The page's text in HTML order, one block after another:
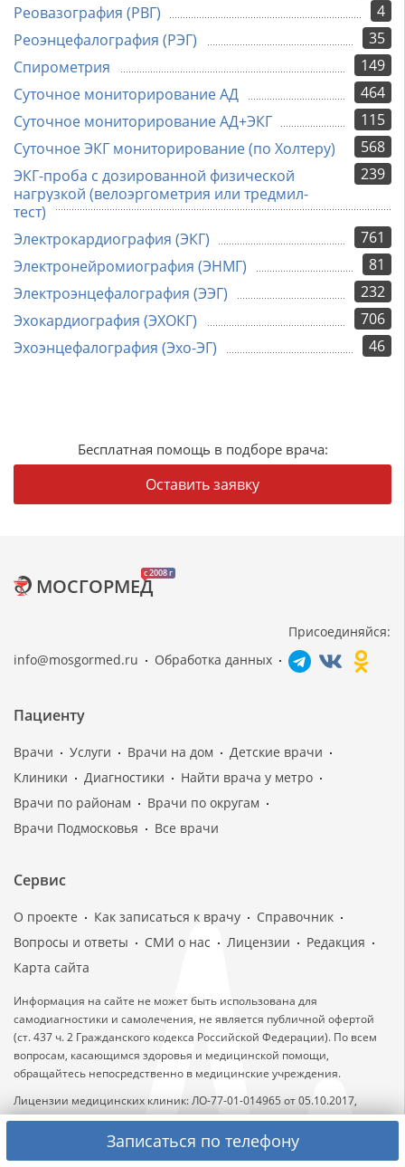
4
Реовазография (РВГ)
35
Реоэнцефалография (РЭГ)
149
Спирометрия
464
Суточное мониторирование АД
115
Суточное мониторирование АД+ЭКГ
568
Суточное ЭКГ мониторирование (по Холтеру)
239
ЭКГ-проба с дозированной физической
нагрузкой (велоэргометрия или тредмил-
тест)
761
Электрокардиография (ЭКГ)
81
Электронейромиография (ЭНМГ)
232
Электроэнцефалография (ЭЭГ)
706
Эхокардиография (ЭХОКГ)
46
Эхоэнцефалография (Эхо-ЭГ)
Записаться по телефону
Бесплатная помощь в подборе врача:
Оставить заявку
c 2008 г
МОСГОРМЕД
info@mosgormed.ru Обработка данных
Присоединяйся:
Пациенту
Врачи Услуги Врачи на дом
Детские врачи
Клиники
Диагностики
Найти врача у метро
Врачи по районам
Врачи по округам
Врачи Подмосковья
Все врачи
Сервис
О проекте Как записаться к врачу
Справочник
Вопросы и ответы
СМИ о нас Лицензии
Редакция
Карта сайта
Информация на сайте не может быть использована для
самодиагностики и самолечения, не является публичной офертой
(ст. 437 ч. 2 Гражданского кодекса Российской Федерации). По всем
вопросам, касающимся здоровья и медицинской помощи,
обращайтесь непосредственно в медицинские учреждения.
Лицензии медицинских клиник: ЛО-77-01-014965 от 05.10.2017,
ЛО-77-01-016533 от 20.08.2018, ЛО-77-01-005774 от 18.02.2013, ЛО-77-
01-016590 от 29.08.2018.
Лицензии выданы Департаментом здравоохранения города Москвы.